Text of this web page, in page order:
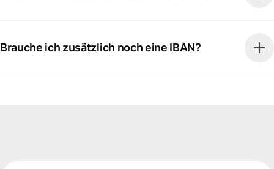
Brauche ich zusätzlich noch eine IBAN?